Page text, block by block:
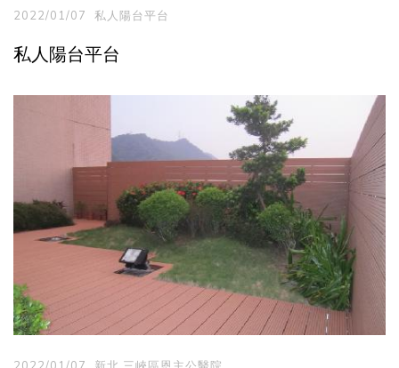
2022/01/07 私人陽台平台
私人陽台平台